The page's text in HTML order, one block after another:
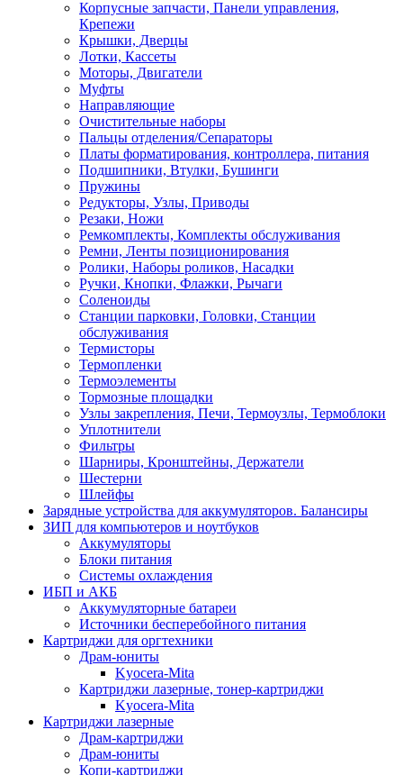
Корпусные запчасти, Панели управления,
Крепежи
Крышки, Дверцы
Лотки, Кассеты
Моторы, Двигатели
Муфты
Направляющие
Очистительные наборы
Пальцы отделения/Сепараторы
Платы форматирования, контроллера, питания
Подшипники, Втулки, Бушинги
Пружины
Редукторы, Узлы, Приводы
Резаки, Ножи
Ремкомплекты, Комплекты обслуживания
Ремни, Ленты позиционирования
Ролики, Наборы роликов, Насадки
Ручки, Кнопки, Флажки, Рычаги
Соленоиды
Станции парковки, Головки, Станции
обслуживания
Термисторы
Термопленки
Термоэлементы
Тормозные площадки
Узлы закрепления, Печи, Термоузлы, Термоблоки
Уплотнители
Фильтры
Шарниры, Кронштейны, Держатели
Шестерни
Шлейфы
Зарядные устройства для аккумуляторов. Балансиры
ЗИП для компьютеров и ноутбуков
Аккумуляторы
Блоки питания
Системы охлаждения
ИБП и АКБ
Аккумуляторные батареи
Источники бесперебойного питания
Картриджи для оргтехники
Драм-юниты
Kyocera-Mita
Картриджи лазерные, тонер-картриджи
Kyocera-Mita
Картриджи лазерные
Драм-картриджи
Драм-юниты
Копи-картриджи